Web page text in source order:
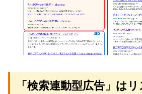
「検索連動型広告」は